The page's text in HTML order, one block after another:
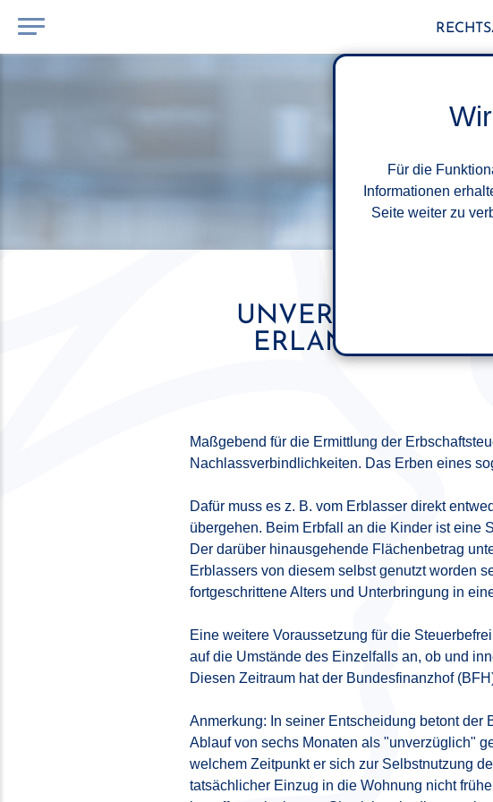
Für die
Informationen
Seite weiter zu
ERLANGUNG
Maßgebend für die Ermittlung der
Nachlassverbindlichkeiten. Das Erben eines
Dafür muss es z. B. vom Erblasser direkt
übergehen. Beim Erbfall an die Kinder ist eine
Der darüber hinausgehende Flächenbetrag
Erblassers von diesem selbst genutzt worden
fortgeschrittene Alters und Unterbringung in
Eine weitere Voraussetzung für die
auf die Umstände des Einzelfalls an, ob und
Diesen Zeitraum hat der Bundesfinanzhof
Anmerkung: In seiner Entscheidung betont
Ablauf von sechs Monaten als "unverzüglich"
welchem Zeitpunkt er sich zur Selbstnutzung
tatsächlicher Einzug in die Wohnung nicht